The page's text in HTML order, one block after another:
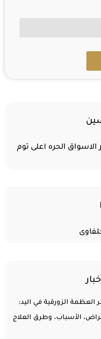
الاسواق الحره اعلى توم
العظمة الزورقية في اليد:
الأسباب، وطرق العلاج